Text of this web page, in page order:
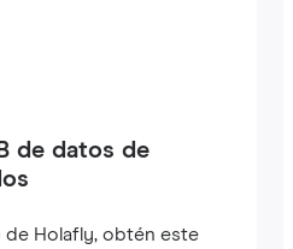
de datos de
Holafly, obtén este